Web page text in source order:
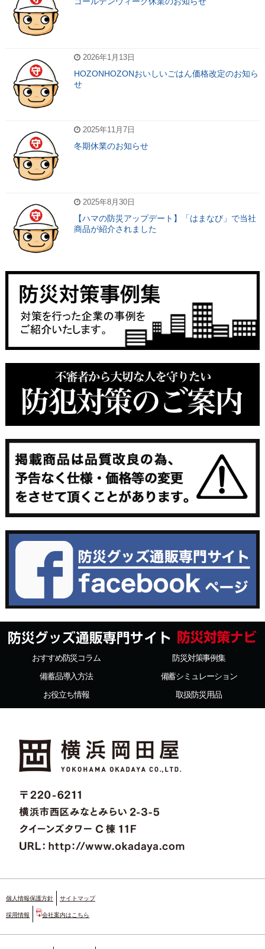
2026年1月13日
HOZONHOZONおいしいごはん価格改定のお知ら
せ
2025年11月7日
冬期休業のお知らせ
2025年8月30日
【ハマの防災アップデート】「はまなび」で当社
商品が紹介されました
おすすめ防災コラム
防災対策事例集
備蓄品導入方法
備蓄シミュレーション
お役立ち情報
取扱防災用品
個人情報保護方針 サイトマップ
採用情報 会社案内はこちら